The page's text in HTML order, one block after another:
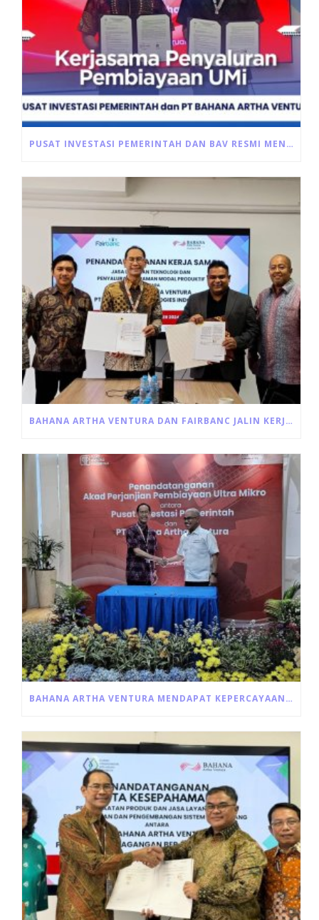
PUSAT INVESTASI PEMERINTAH DAN BAV RESMI MENANDATANGANI AKAD PEMBIAYAAN ULTRA MIKRO
BAHANA ARTHA VENTURA DAN FAIRBANC JALIN KERJA SAMA PINJAMAN MODAL USAHA PRODUKTIF
BAHANA ARTHA VENTURA MENDAPAT KEPERCAYAAN UNTUK PENYALURAN LANGSUNG PROGRAM ULTRA MIKRO DARI PEMERINTAH